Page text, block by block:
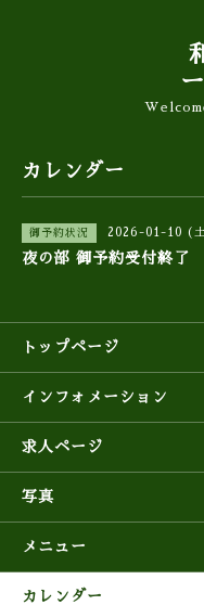
カレンダー
御予約状況 2026-01-10 (
夜の部 御予約受付終了
トップページ
インフォメーション
求人ページ
写真
メニュー
カレンダー